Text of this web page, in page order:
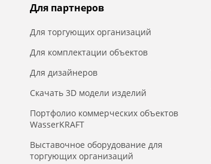
Для партнеров
Для торгующих организаций
Для комплектации объектов
Для дизайнеров
Скачать 3D модели изделий
Портфолио коммерческих объектов
WasserKRAFT
Выставочное оборудование для
торгующих организаций